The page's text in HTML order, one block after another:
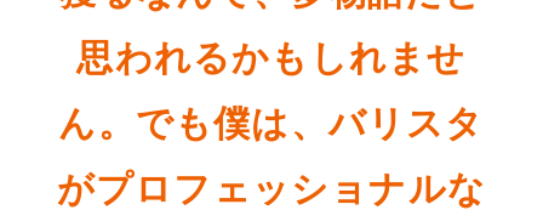
思われるかもしれませ
ん。でも僕は、バリスタ
がプロフェッショナルな